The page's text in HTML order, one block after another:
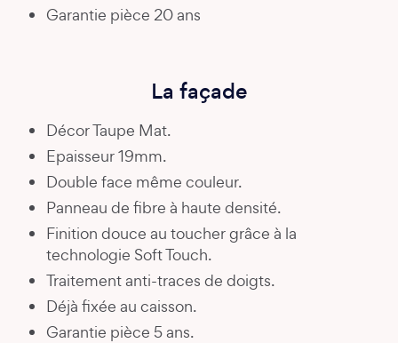
Garantie pièce 20 ans
La façade
Décor Taupe Mat.
Epaisseur 19mm.
Double face même couleur.
Panneau de fibre à haute densité.
Finition douce au toucher grâce à la
technologie Soft Touch.
Traitement anti-traces de doigts.
Déjà fixée au caisson.
Garantie pièce 5 ans.